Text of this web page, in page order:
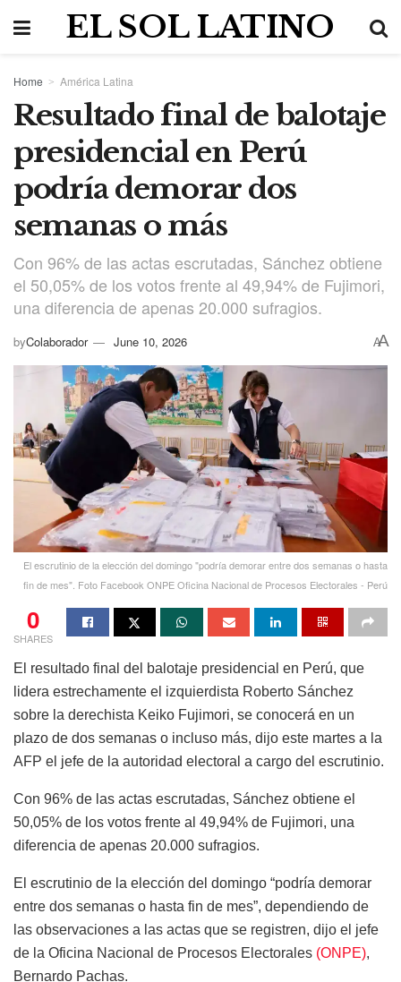
EL SOL LATINO
Home América Latina
Resultado final de balotaje
presidencial en Perú
podría demorar dos
semanas o más
Con 96% de las actas escrutadas, Sánchez obtiene
el 50,05% de los votos frente al 49,94% de Fujimori,
una diferencia de apenas 20.000 sufragios.
byColaborador June 10, 2026 AA
El escrutinio de la elección del domingo "podría demorar entre dos semanas o hasta
fin de mes". Foto Facebook ONPE Oficina Nacional de Procesos Electorales - Perú
0
SHARES
El resultado final del balotaje presidencial en Perú, que
lidera estrechamente el izquierdista Roberto Sánchez
sobre la derechista Keiko Fujimori, se conocerá en un
plazo de dos semanas o incluso más, dijo este martes a la
AFP el jefe de la autoridad electoral a cargo del escrutinio.
Con 96% de las actas escrutadas, Sánchez obtiene el
50,05% de los votos frente al 49,94% de Fujimori, una
diferencia de apenas 20.000 sufragios.
El escrutinio de la elección del domingo “podría demorar
entre dos semanas o hasta fin de mes”, dependiendo de
las observaciones a las actas que se registren, dijo el jefe
de la Oficina Nacional de Procesos Electorales (ONPE),
Bernardo Pachas.